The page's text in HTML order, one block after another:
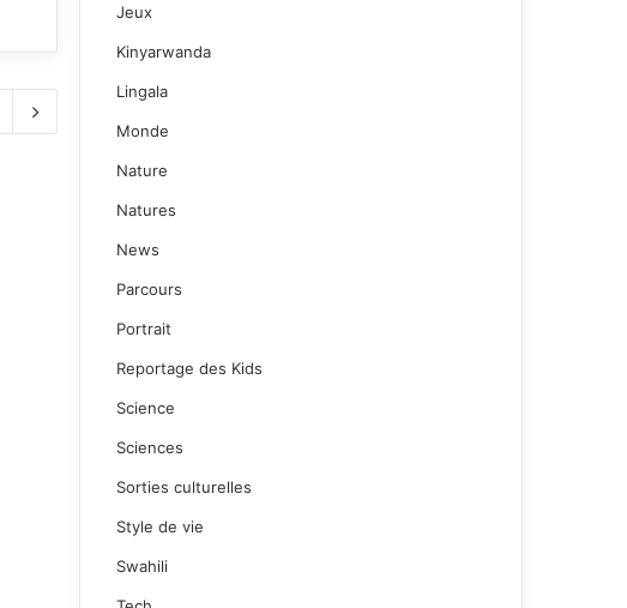
Jeux
Kinyarwanda
Lingala
Monde
Nature
Natures
News
Parcours
Portrait
Reportage des Kids
Science
Sciences
Sorties culturelles
Style de vie
Swahili